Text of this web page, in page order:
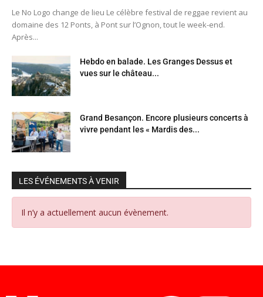
Le No Logo change de lieu Le célèbre festival de reggae revient au
domaine des 12 Ponts, à Pont sur l’Ognon, tout le week-end.
Après...
Hebdo en balade. Les Granges Dessus et
vues sur le château...
Grand Besançon. Encore plusieurs concerts à
vivre pendant les « Mardis des...
LES ÉVÉNEMENTS À VENIR
Il n’y a actuellement aucun évènement.